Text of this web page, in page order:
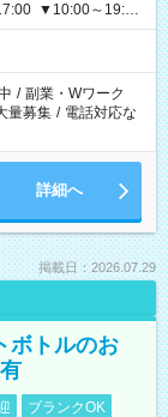
▼10:00～19:00
/ 副業・Wワーク
量募集 / 電話対応な
詳細へ
掲載日：2026.07.29
ボトルのお
ブランクOK